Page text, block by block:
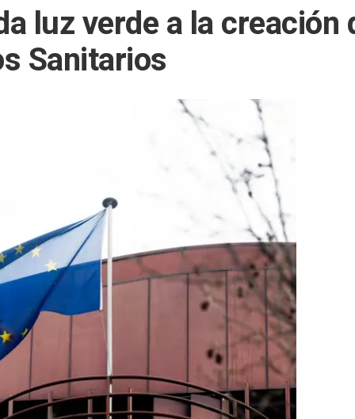
luz verde a la creación
Sanitarios